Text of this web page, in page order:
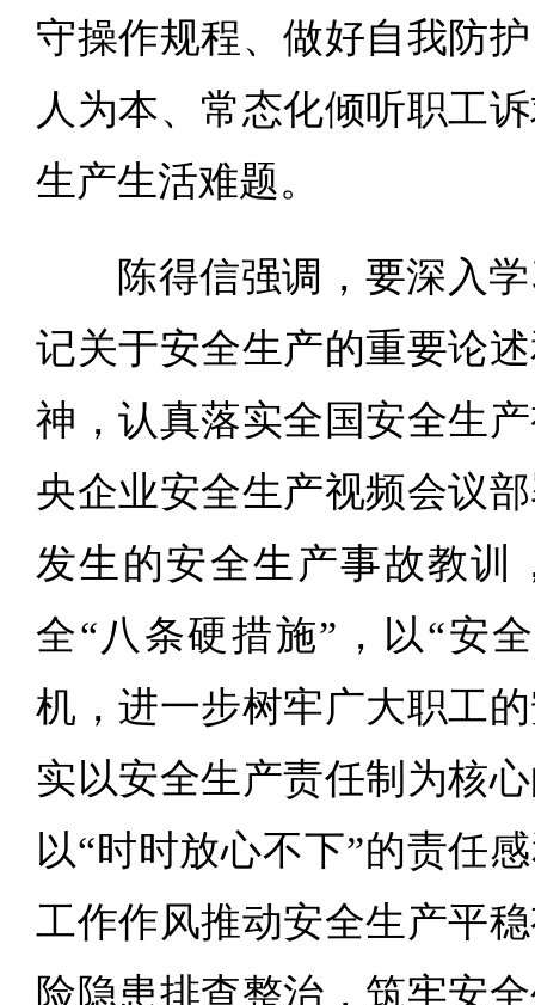
守操作规程、做好自我防
人为本、常态化倾听职工
生产生活难题。
陈得信强调，要深入
记关于安全生产的重要论
神，认真落实全国安全生
央企业安全生产视频会议
发生的安全生产事故教训
全“八条硬措施”，以“安
机，进一步树牢广大职工
实以安全生产责任制为核
以“时时放心不下”的责任
工作作风推动安全生产平
险隐患排查整治，筑牢安